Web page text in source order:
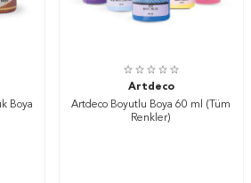
Boya
Artdeco
Artdeco Boyutlu Boya 60 ml (Tüm
Renkler)